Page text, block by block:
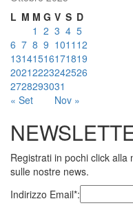
L M M G V S D
« Set Nov »
1 2 3 4 5
6 7 8 9 1011 12
13141516171819
20212223242526
2728293031
Registrati in pochi click
sulle nostre news.
Indirizzo Email*: